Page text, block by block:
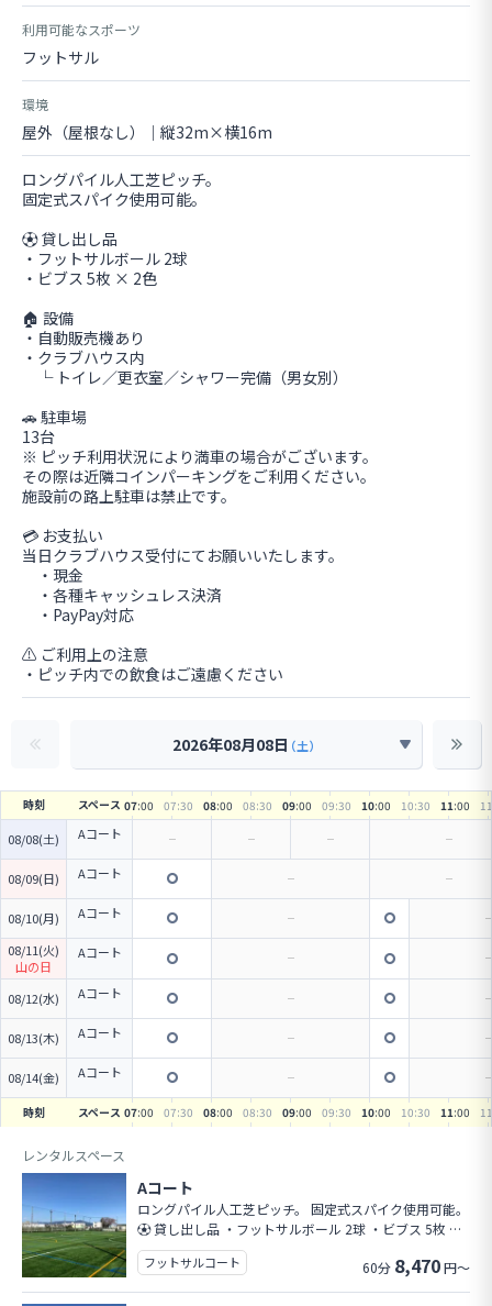
利用可能なスポーツ
フットサル
環境
屋外（屋根なし）｜縦32m×横16m
ロングパイル人工芝ピッチ。
固定式スパイク使用可能。
⚽ 貸し出し品
・フットサルボール 2球
・ビブス 5枚 × 2色
🏠 設備
・自動販売機あり
・クラブハウス内
└ トイレ／更衣室／シャワー完備（男女別）
🚗 駐車場
13台
※ ピッチ利用状況により満車の場合がございます。
その際は近隣コインパーキングをご利用ください。
施設前の路上駐車は禁止です。
💳 お支払い
当日クラブハウス受付にてお願いいたします。
・現金
・各種キャッシュレス決済
・PayPay対応
⚠ ご利用上の注意
・ピッチ内での飲食はご遠慮ください
2026年08月08日（土）
時刻 スペース 07:00 07:30 08:00 08:30 09:00 09:30 10:00 10:30 11:00 11
08/08(土) Aコート
08/09(日) Aコート
08/10(月) Aコート
08/11(火)
山の日
Aコート
08/12(水) Aコート
08/13(木) Aコート
08/14(金) Aコート
時刻 スペース 07:00 07:30 08:00 08:30 09:00 09:30 10:00 10:30 11:00 11
レンタルスペース
Aコート
ロングパイル人工芝ピッチ。 固定式スパイク使用可能。
⚽ 貸し出し品 ・フットサルボール 2球 ・ビブス 5枚 ×
2色 🏠 設備 ・自動販売機あり ・クラブハウス内 └ ト
イレ／更衣室／シャワー完備（男女別） 🚗 駐車場 13台
※ ピッチ利用状況により満車の場合がございます。 そ
フットサルコート 60分 8,470円～